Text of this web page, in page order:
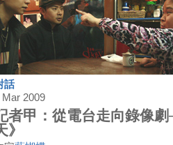
話
Mar 2009
者甲：從電台走向錄像
》